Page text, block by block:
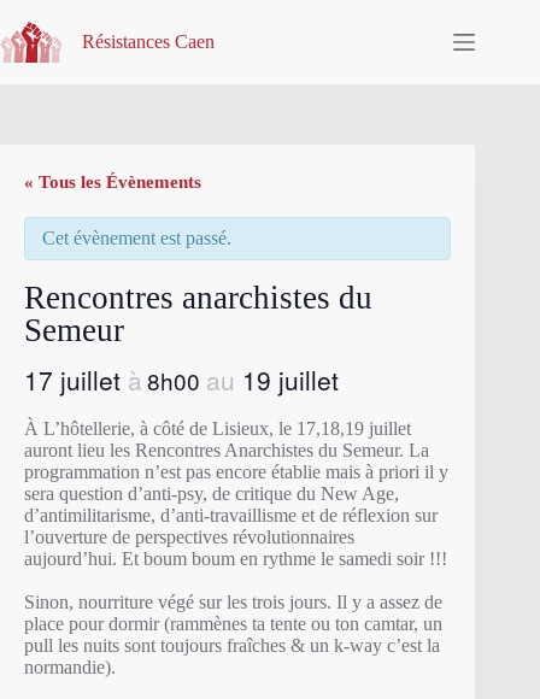
au
contenu
Résistances Caen
« Tous les Évènements
Cet évènement est passé.
Rencontres anarchistes du
Semeur
17 juillet
8h00 19 juillet
À L’hôtellerie, à côté de Lisieux, le 17,18,19 juillet
auront lieu les Rencontres Anarchistes du Semeur. La
programmation n’est pas encore établie mais à priori il y
sera question d’anti-psy, de critique du New Age,
d’antimilitarisme, d’anti-travaillisme et de réflexion sur
l’ouverture de perspectives révolutionnaires
aujourd’hui. Et boum boum en rythme le samedi soir !!!
Sinon, nourriture végé sur les trois jours. Il y a assez de
place pour dormir (rammènes ta tente ou ton camtar, un
pull les nuits sont toujours fraîches & un k-way c’est la
normandie).